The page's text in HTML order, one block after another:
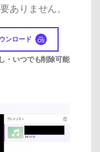
ありません。
ンロード